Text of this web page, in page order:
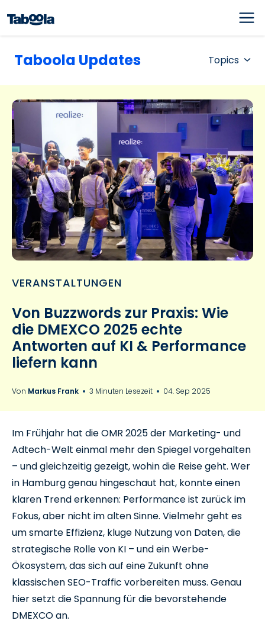
Taboola Updates Topics
VERANSTALTUNGEN
Von Buzzwords zur Praxis: Wie
die DMEXCO 2025 echte
Antworten auf KI & Performance
liefern kann
Von Markus Frank 3 Minuten Lesezeit 04. Sep 2025
Im Frühjahr hat die OMR 2025 der Marketing- und
Adtech-Welt einmal mehr den Spiegel vorgehalten
– und gleichzeitig gezeigt, wohin die Reise geht. Wer
in Hamburg genau hingeschaut hat, konnte einen
klaren Trend erkennen: Performance ist zurück im
Fokus, aber nicht im alten Sinne. Vielmehr geht es
um smarte Effizienz, kluge Nutzung von Daten, die
strategische Rolle von KI – und ein Werbe-
Ökosystem, das sich auf eine Zukunft ohne
klassischen SEO-Traffic vorbereiten muss. Genau
hier setzt die Spannung für die bevorstehende
DMEXCO an.